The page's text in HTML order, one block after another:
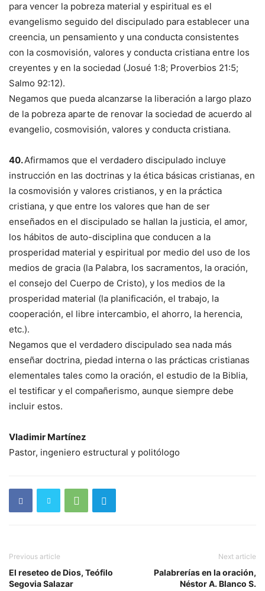
para vencer la pobreza material y espiritual es el
evangelismo seguido del discipulado para establecer una
creencia, un pensamiento y una conducta consistentes
con la cosmovisión, valores y conducta cristiana entre los
creyentes y en la sociedad (Josué 1:8; Proverbios 21:5;
Salmo 92:12).
Negamos que pueda alcanzarse la liberación a largo plazo
de la pobreza aparte de renovar la sociedad de acuerdo al
evangelio, cosmovisión, valores y conducta cristiana.
40.Afirmamos que el verdadero discipulado incluye
instrucción en las doctrinas y la ética básicas cristianas, en
la cosmovisión y valores cristianos, y en la práctica
cristiana, y que entre los valores que han de ser
enseñados en el discipulado se hallan la justicia, el amor,
los hábitos de auto-disciplina que conducen a la
prosperidad material y espiritual por medio del uso de los
medios de gracia (la Palabra, los sacramentos, la oración,
el consejo del Cuerpo de Cristo), y los medios de la
prosperidad material (la planificación, el trabajo, la
cooperación, el libre intercambio, el ahorro, la herencia,
etc.).
Negamos que el verdadero discipulado sea nada más
enseñar doctrina, piedad interna o las prácticas cristianas
elementales tales como la oración, el estudio de la Biblia,
el testificar y el compañerismo, aunque siempre debe
incluir estos.
Vladimir Martínez
Pastor, ingeniero estructural y politólogo
Previous article
El reseteo de Dios, Teófilo
Segovia Salazar
Next article
Palabrerías en la oración,
Néstor A. Blanco S.